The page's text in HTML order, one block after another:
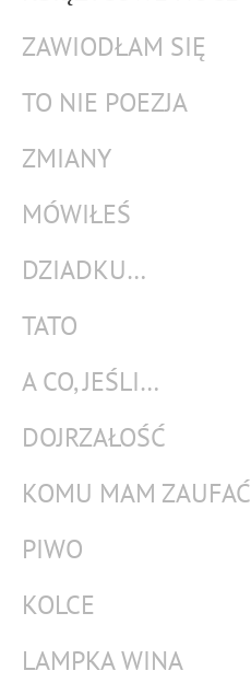
ZAWIODŁAM SIĘ
TO NIE POEZJA
ZMIANY
MÓWIŁEŚ
DZIADKU…
TATO
A CO, JEŚLI…
DOJRZAŁOŚĆ
KOMU MAM ZAUFAĆ
PIWO
KOLCE
LAMPKA WINA